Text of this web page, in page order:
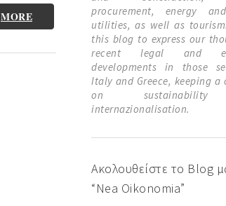
MORE
procurement, energy
utilities, as well as
this blog to express our
recent legal and
developments in those
Italy and Greece, keeping a
on
internazionalisation.
Ακολουθείστε το Blog
“Nea Oikonomia”